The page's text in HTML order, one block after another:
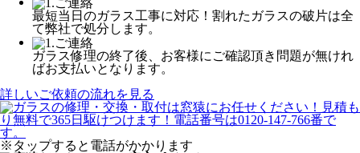
最短当日のガラス工事に対応！割れたガラスの破片は全
て弊社で処分します。
ガラス修理の終了後、お客様にご確認頂き問題が無けれ
ばお支払いとなります。
詳しいご依頼の流れを見る
※タップすると電話がかかります